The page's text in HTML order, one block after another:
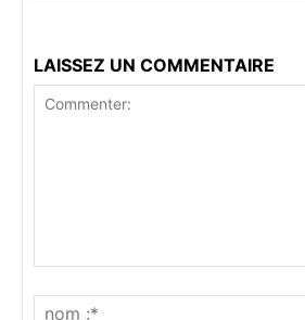
LAISSEZ UN COMMENTAIRE